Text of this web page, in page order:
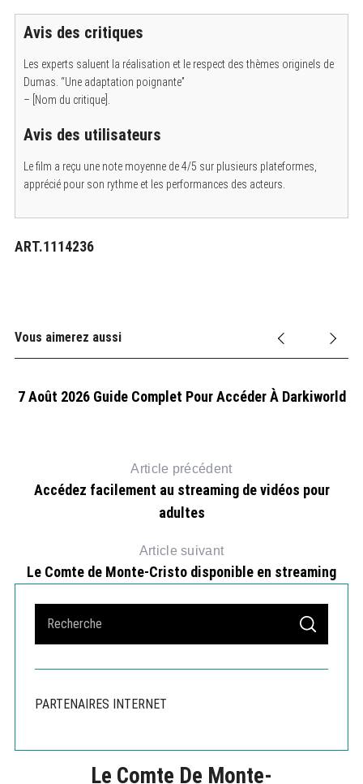
Avis des critiques
Les experts saluent la réalisation et le respect des thèmes originels de
Dumas. “Une adaptation poignante”
– [Nom du critique].
Avis des utilisateurs
Le film a reçu une note moyenne de 4/5 sur plusieurs plateformes,
apprécié pour son rythme et les performances des acteurs.
ART.1114236
Vous aimerez aussi
7 Août 2026 Guide Complet Pour Accéder À Darkiworld
Article précédent
Accédez facilement au streaming de vidéos pour
adultes
Article suivant
Le Comte de Monte-Cristo disponible en streaming
a
r
h
S
A
C
PARTENAIRES INTERNET
Le Comte De Monte-
r
: